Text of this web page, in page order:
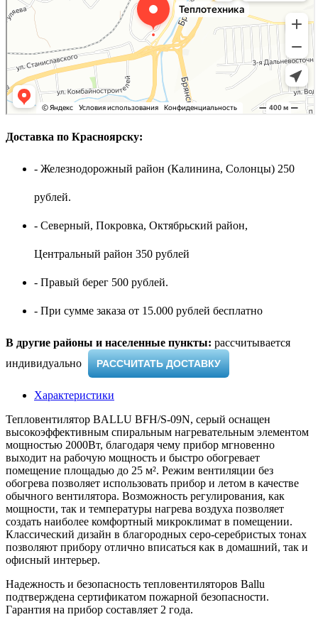
Доставка по Красноярску:
- Железнодорожный район (Калинина, Солонцы) 250
рублей.
- Северный, Покровка, Октябрьский район,
Центральный район 350 рублей
- Правый берег 500 рублей.
- При сумме заказа от 15.000 рублей бесплатно
В другие районы и населенные пункты: рассчитывается
индивидуально ​
РАССЧИТАТЬ ДОСТАВКУ
Характеристики
Тепловентилятор BALLU BFH/S-09N, серый оснащен
высокоэффективным спиральным нагревательным элементом
мощностью 2000Вт, благодаря чему прибор мгновенно
выходит на рабочую мощность и быстро обогревает
помещение площадью до 25 м². Режим вентиляции без
обогрева позволяет использовать прибор и летом в качестве
обычного вентилятора. Возможность регулирования, как
мощности, так и температуры нагрева воздуха позволяет
создать наиболее комфортный микроклимат в помещении.
Классический дизайн в благородных серо-серебристых тонах
позволяют прибору отлично вписаться как в домашний, так и
офисный интерьер.
Надежность и безопасность тепловентиляторов Ballu
подтверждена сертификатом пожарной безопасности.
Гарантия на прибор составляет 2 года.